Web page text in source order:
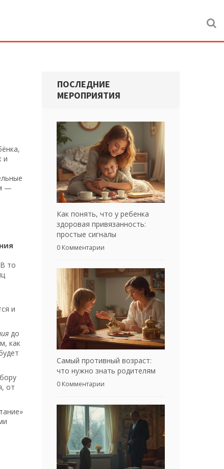
и
—
то
и
до
как
от
ПОСЛЕДНИЕ
МЕРОПРИЯТИЯ
Как понять, что у ребенка
здоровая привязанность:
простые сигналы
0 Комментарии
Самый противный возраст:
что нужно знать родителям
0 Комментарии